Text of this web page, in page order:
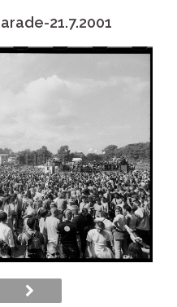
21.7.2001